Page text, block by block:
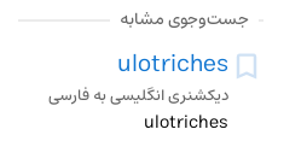
جست‌وجوی مشابه
ulotriches
دیکشنری انگلیسی به فارسی
ulotriches